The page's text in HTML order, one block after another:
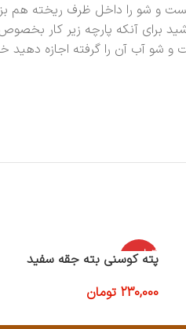
و شو را داخل ظرف ریخته هم
آنکه پارچه زیر کار
و شو آب آن را گرفته اجازه
اتمام موج
ودی
پته کوسنی بته جقه سفید
230,000 تومان